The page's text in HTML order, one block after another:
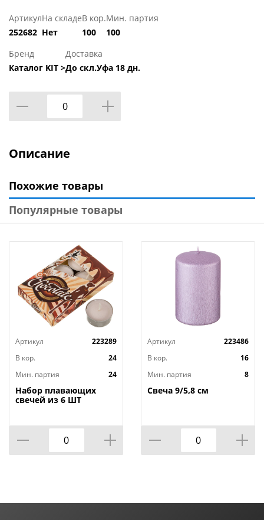
Артикул
252682
На складе
Нет
В кор.
100
Мин. партия
100
Бренд
Каталог KIT >
Доставка
До скл.Уфа 18 дн.
Описание
Похожие товары
Популярные товары
Артикул
223289
В кор.
24
Мин. партия
24
Набор плавающих
свечей из 6 ШТ
Артикул
223486
В кор.
16
Мин. партия
8
Свеча 9/5,8 см